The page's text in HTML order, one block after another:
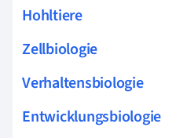
Hohltiere
Zellbiologie
Verhaltensbiologie
Entwicklungsbiologie